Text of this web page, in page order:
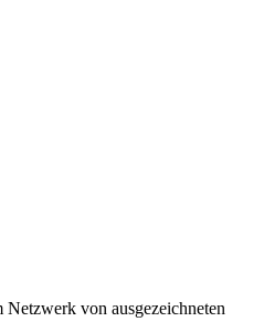
von ausgezeichneten